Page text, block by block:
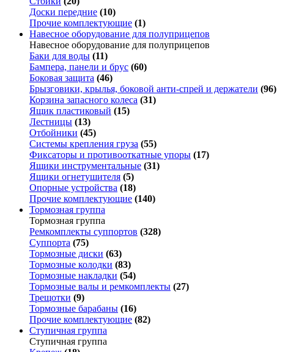
Доски передние (10)
Прочие комплектующие (1)
Навесное оборудование для полуприцепов
Навесное оборудование для полуприцепов
Баки для воды (11)
Бампера, панели и брус (60)
Боковая защита (46)
Брызговики, крылья, боковой анти-спрей и держатели (96)
Корзина запасного колеса (31)
Ящик пластиковый (15)
Лестницы (13)
Отбойники (45)
Системы крепления груза (55)
Фиксаторы и противооткатные упоры (17)
Ящики инструментальные (31)
Ящики огнетушителя (5)
Опорные устройства (18)
Прочие комплектующие (140)
Тормозная группа
Тормозная группа
Ремкомплекты суппортов (328)
Суппорта (75)
Тормозные диски (63)
Тормозные колодки (83)
Тормозные накладки (54)
Тормозные валы и ремкомплекты (27)
Трещотки (9)
Тормозные барабаны (16)
Прочие комплектующие (82)
Ступичная группа
Ступичная группа